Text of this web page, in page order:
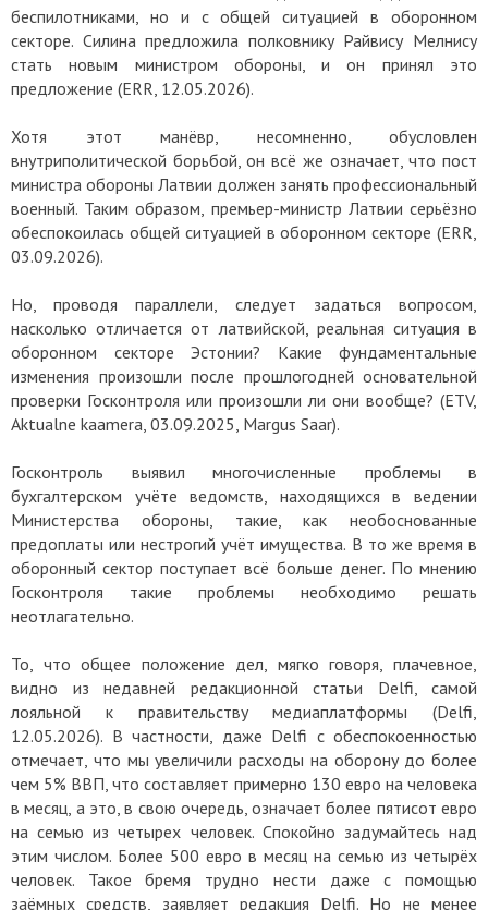
беспилотниками, но и с общей ситуацией в оборонном
секторе. Силина предложила полковнику Райвису Мелнису
стать новым министром обороны, и он принял это
предложение (ERR, 12.05.2026).
Хотя этот манёвр, несомненно, обусловлен
внутриполитической борьбой, он всё же означает, что пост
министра обороны Латвии должен занять профессиональный
военный. Таким образом, премьер-министр Латвии серьёзно
обеспокоилась общей ситуацией в оборонном секторе (ERR,
03.09.2026).
Но, проводя параллели, следует задаться вопросом,
насколько отличается от латвийской, реальная ситуация в
оборонном секторе Эстонии? Какие фундаментальные
изменения произошли после прошлогодней основательной
проверки Госконтроля или произошли ли они вообще? (ETV,
Aktualne kaamera, 03.09.2025, Маrgus Saar).
Госконтроль выявил многочисленные проблемы в
бухгалтерском учёте ведомств, находящихся в ведении
Министерства обороны, такие, как необоснованные
предоплаты или нестрогий учёт имущества. В то же время в
оборонный сектор поступает всё больше денег. По мнению
Госконтроля такие проблемы необходимо решать
неотлагательно.
То, что общее положение дел, мягко говоря, плачевное,
видно из недавней редакционной статьи Delfi, самой
лояльной к правительству медиаплатформы (Delfi,
12.05.2026). В частности, даже Delfi с обеспокоенностью
отмечает, что мы увеличили расходы на оборону до более
чем 5% ВВП, что составляет примерно 130 евро на человека
в месяц, а это, в свою очередь, означает более пятисот евро
на семью из четырех человек. Спокойно задумайтесь над
этим числом. Более 500 евро в месяц на семью из четырёх
человек. Такое бремя трудно нести даже с помощью
заёмных средств, заявляет редакция Delfi. Но не менее